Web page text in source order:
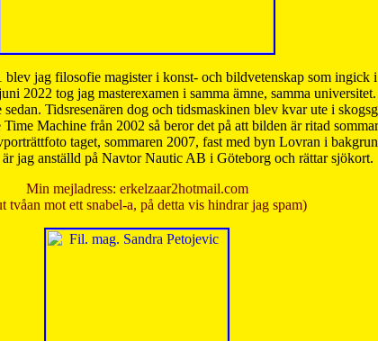
jag filosofie magister i konst- och bildvetenskap som ingick
2022 tog jag masterexamen i samma ämne, samma universitet.
Tidsresenären dog och tidsmaskinen blev kvar ute i
Machine från 2002 så beror det på att bilden är ritad
taget, sommaren 2007, fast med byn Lovran i
är jag anställd på Navtor Nautic AB i Göteborg och rättar sjökort.
Min mejladress: erkelzaar2hotmail.com
tvåan mot ett snabel-a, på detta vis hindrar jag spam)